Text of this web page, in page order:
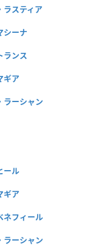
ラスティア
シーナ
ランス
ギア
ラーシャン
ール
ギア
ネフィール
ラーシャン